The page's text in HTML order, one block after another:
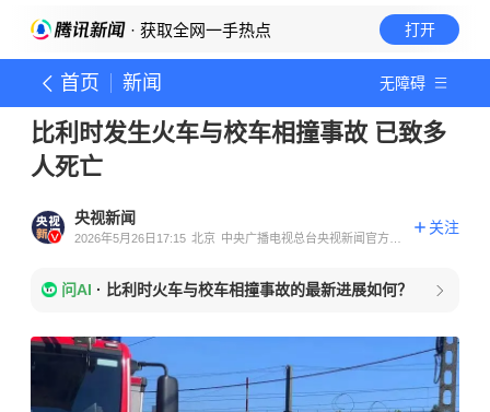
· 获取全网一手热点 打开
首页 新闻 无障碍
比利时发生火车与校车相撞事故 已致多
人死亡
央视新闻
2026年5月26日17:15 北京 中央广播电视总台央视新闻官方账
关注
问AI · 比利时火车与校车相撞事故的最新进展如何？